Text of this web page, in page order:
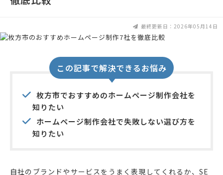
最終更新日：2026年05月14日
この記事で解決できるお悩み
枚方市でおすすめのホームページ制作会社を
知りたい
ホームページ制作会社で失敗しない選び方を
知りたい
自社のブランドやサービスをうまく表現してくれるか、SE